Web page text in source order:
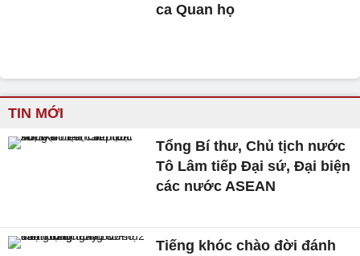
ca Quan họ
TIN MỚI
Tổng Bí thư, Chủ tịch nước
Tô Lâm tiếp Đại sứ, Đại biện
các nước ASEAN
Tiếng khóc chào đời đánh